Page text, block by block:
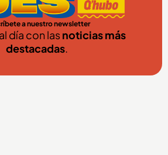
a nuestro newsletter
día con lasnoticias más
destacadas